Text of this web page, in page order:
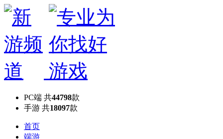
PC端 共44798款
手游 共18097款
首页
端游